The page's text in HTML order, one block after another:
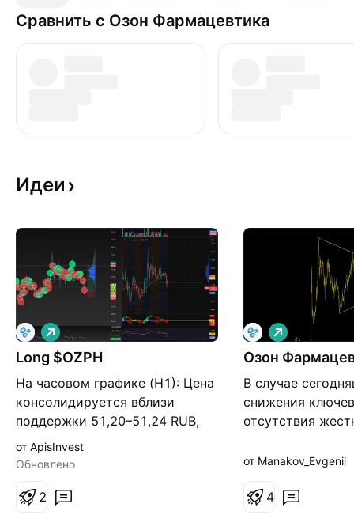
Сравнить с Озон Фармацевтика
Идеи
Long $OZPH
На часовом графике (H1): Цена
консолидируется вблизи
поддержки 51,20–51,24 RUB,
сформировав свечу с длинной
нижней тенью, что указывает
текущих уровнях. Объёмы
Д
л
и
н
н
я
от ApisInvest
Обновлено
2
Озон
В случае
снижения
отсутствия
скорого
Фармацевтика.
Д
л
и
н
я
от Manakov_Evgenii
4